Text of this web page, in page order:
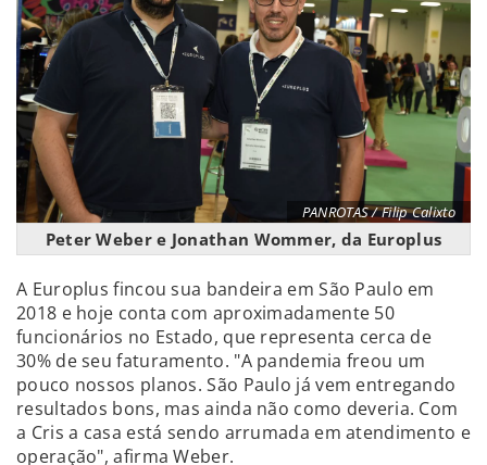
PANROTAS / Filip Calixto
Peter Weber e Jonathan Wommer, da Europlus
A Europlus fincou sua bandeira em São Paulo em
2018 e hoje conta com aproximadamente 50
funcionários no Estado, que representa cerca de
30% de seu faturamento. "A pandemia freou um
pouco nossos planos. São Paulo já vem entregando
resultados bons, mas ainda não como deveria. Com
a Cris a casa está sendo arrumada em atendimento e
operação", afirma Weber.